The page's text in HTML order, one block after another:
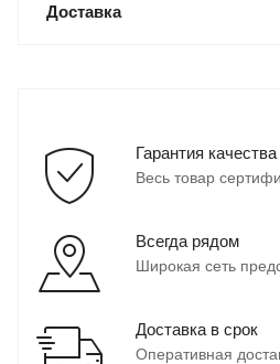
Доставка
Гарантия качества
Весь товар
Всегда рядом
Широкая сеть
Доставка в срок
Оперативная